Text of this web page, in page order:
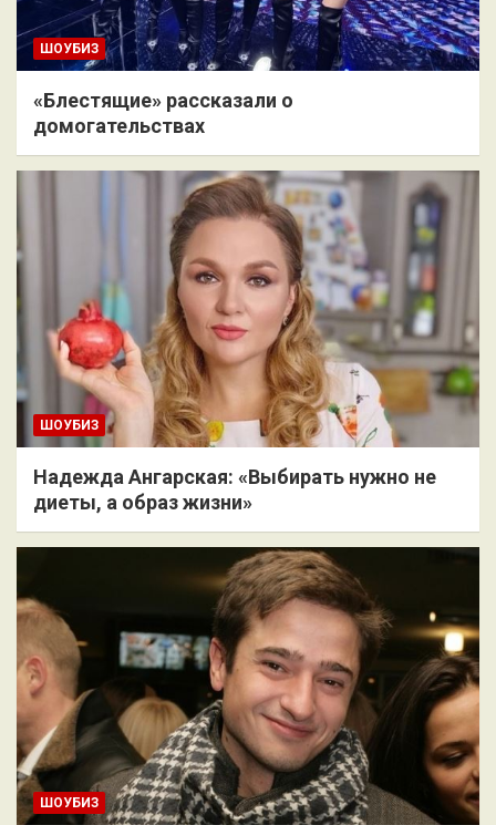
ШОУБИЗ
«Блестящие» рассказали о
домогательствах
ШОУБИЗ
Надежда Ангарская: «Выбирать нужно не
диеты, а образ жизни»
ШОУБИЗ